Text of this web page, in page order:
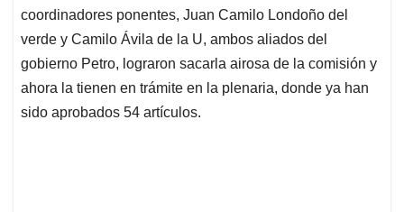
coordinadores ponentes, Juan Camilo Londoño del
verde y Camilo Ávila de la U, ambos aliados del
gobierno Petro, lograron sacarla airosa de la comisión y
ahora la tienen en trámite en la plenaria, donde ya han
sido aprobados 54 artículos.